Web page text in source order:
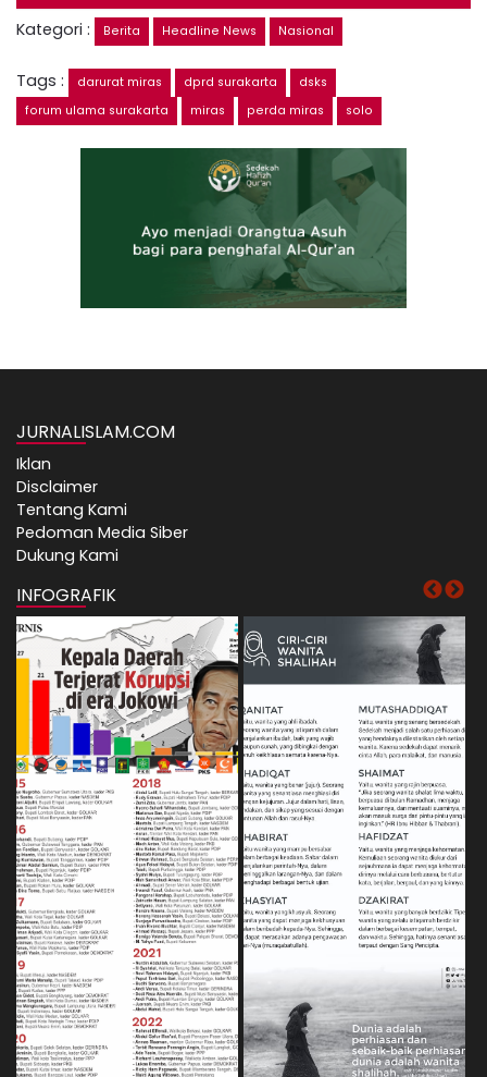
Kategori : Berita Headline News Nasional
Tags : darurat miras dprd surakarta
dsks
forum ulama surakarta
miras perda miras solo
JURNALISLAM.COM
Iklan
Disclaimer
Tentang Kami
Pedoman Media Siber
Dukung Kami
INFOGRAFIK